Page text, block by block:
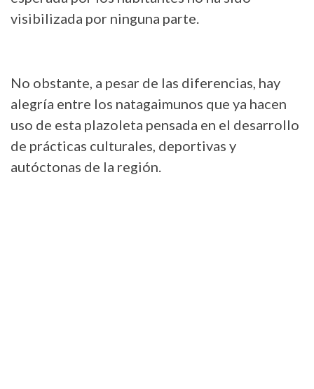
visibilizada por ninguna parte.
No obstante, a pesar de las diferencias, hay
alegría entre los natagaimunos que ya hacen
uso de esta plazoleta pensada en el desarrollo
de prácticas culturales, deportivas y
autóctonas de la región.